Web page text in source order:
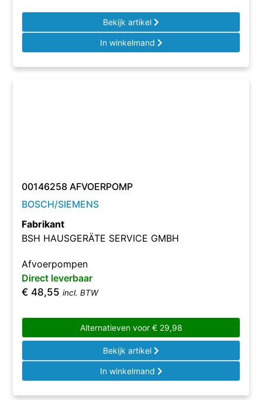
Bekijk artikel
In winkelmand
00146258 AFVOERPOMP
BOSCH/SIEMENS
Fabrikant
BSH HAUSGERÄTE SERVICE GMBH
Afvoerpompen
Direct leverbaar
€ 48,55 incl. BTW
Alternatieven voor €29,98
Bekijk artikel
In winkelmand